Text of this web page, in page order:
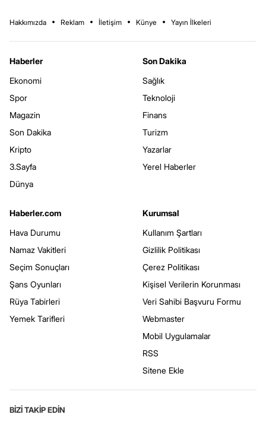
Hakkımızda Reklam İletişim Künye Yayın İlkeleri
Haberler
Ekonomi
Spor
Magazin
Son Dakika
Kripto
3.Sayfa
Dünya
Son Dakika
Sağlık
Teknoloji
Finans
Turizm
Yazarlar
Yerel Haberler
Haberler.com
Hava Durumu
Namaz Vakitleri
Seçim Sonuçları
Şans Oyunları
Rüya Tabirleri
Yemek Tarifleri
Kurumsal
Kullanım Şartları
Gizlilik Politikası
Çerez Politikası
Kişisel Verilerin Korunması
Veri Sahibi Başvuru Formu
Webmaster
Mobil Uygulamalar
RSS
Sitene Ekle
BİZİ TAKİP EDİN